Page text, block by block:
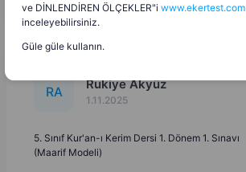
RA Rukiye Akyüz
1.11.2025
5. Sınıf Kur'an-ı Kerim Dersi 1. Dönem 1. Sınavı
(Maarif Modeli)
ve DİNLENDİREN ÖLÇEKLER"i www.ekertest.com
inceleyebilirsiniz.
Güle güle kullanın.